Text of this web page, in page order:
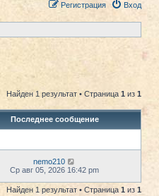
Вход
Регистрация
Найден 1 результат • Страница 1 из 1
Последнее сообщение
nemo210
Ср авг 05, 2026 16:42 pm
Найден 1 результат • Страница 1 из 1